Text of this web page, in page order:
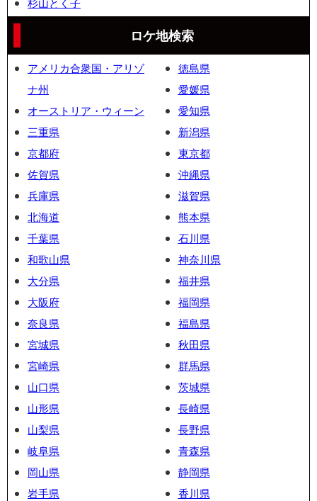
ロケ地検索
アメリカ合衆国・アリゾ
ナ州
オーストリア・ウィーン
三重県
京都府
佐賀県
兵庫県
北海道
千葉県
和歌山県
大分県
大阪府
奈良県
宮城県
宮崎県
山口県
山形県
山梨県
岐阜県
岡山県
岩手県
徳島県
愛媛県
愛知県
新潟県
東京都
沖縄県
滋賀県
熊本県
石川県
神奈川県
福井県
福岡県
福島県
秋田県
群馬県
茨城県
長崎県
長野県
青森県
静岡県
香川県